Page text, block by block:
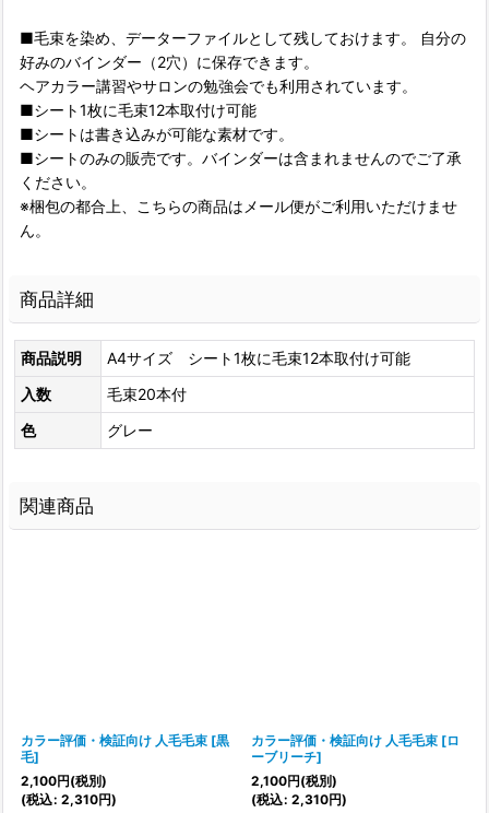
■毛束を染め、データーファイルとして残しておけます。 自分の
好みのバインダー（2穴）に保存できます。
ヘアカラー講習やサロンの勉強会でも利用されています。
■シート1枚に毛束12本取付け可能
■シートは書き込みが可能な素材です。
■シートのみの販売です。バインダーは含まれませんのでご了承
ください。
※梱包の都合上、こちらの商品はメール便がご利用いただけませ
ん。
商品詳細
商品説明
A4サイズ シート1枚に毛束12本取付け可能
入数
毛束20本付
色
グレー
関連商品
カラー評価・検証向け 人毛毛束 [黒
毛]
2,100円(税別)
(税込: 2,310円)
カラー評価・検証向け 人毛毛束 [ロ
ーブリーチ]
2,100円(税別)
(税込: 2,310円)